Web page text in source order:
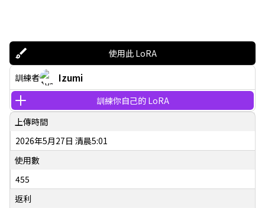
使用此 LoRA
訓練者 Izumi
訓練你自己的 LoRA
上傳時間
2026年5月27日 清晨5:01
使用數
455
返利